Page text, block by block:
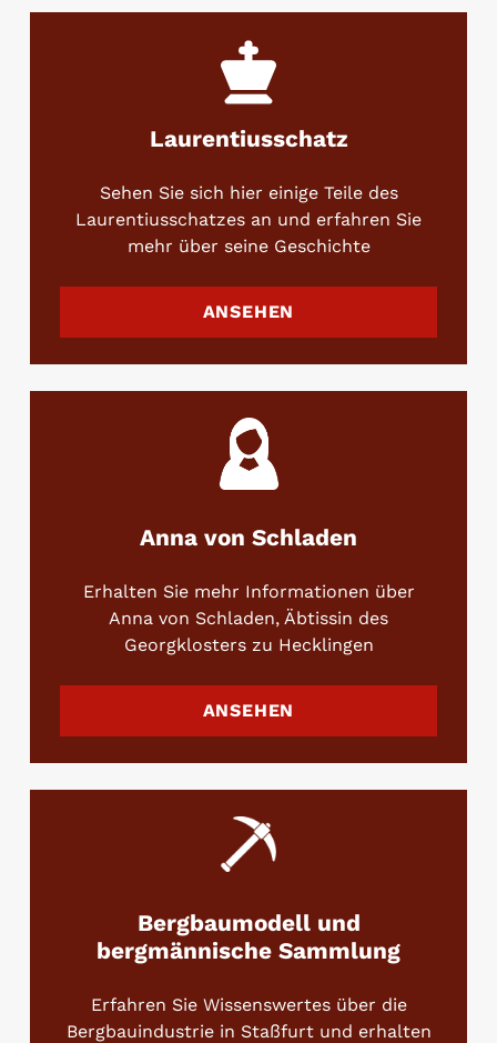
Laurentiusschatz
Sehen Sie sich hier einige Teile des
Laurentiusschatzes an und erfahren Sie
mehr über seine Geschichte
ANSEHEN
Anna von Schladen
Erhalten Sie mehr Informationen über
Anna von Schladen, Äbtissin des
Georgklosters zu Hecklingen
ANSEHEN
Bergbaumodell und
bergmännische Sammlung
Erfahren Sie Wissenswertes über die
Bergbauindustrie in Staßfurt und erhalten